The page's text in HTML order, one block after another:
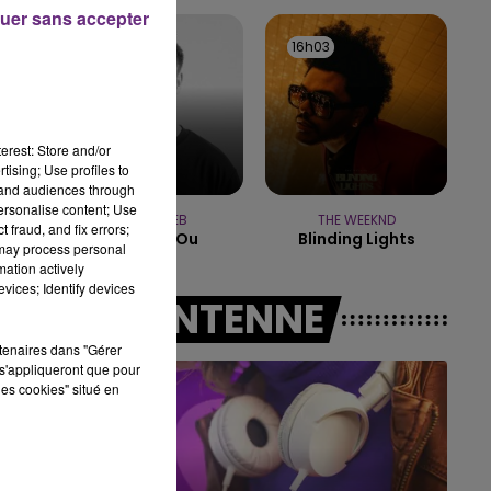
19h15 - 20h00
LA RADIO POP
JULIEN LIEB
Dis-Moi Ou
16h03
16h03
THE WEEKND
Blinding Lights
A L'ANTENNE
Store and/or
Use profiles to
audiences through
content; Use
fraud, and fix errors;
process personal
actively
Identify devices
dans "Gérer
que pour
cookies" situé en
sans accepter